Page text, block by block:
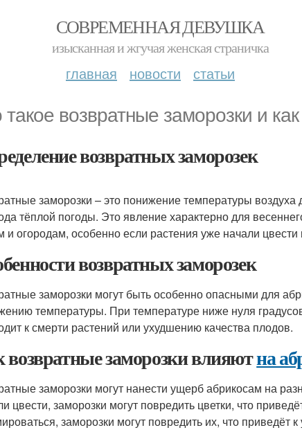
СОВРЕМЕННАЯ ДЕВУШКА
изысканная и жгучая женская страничка
главная новости статьи
такое возвратные заморозки и
возвратных заморозек
заморозки – это понижение температуры
тёплой погоды. Это явление характерно для
и огородам, особенно если растения уже начали
возвратных заморозек
заморозки могут быть особенно опасными для
температуры. При температуре ниже нуля
к смерти растений или ухудшению качества плодов.
возвратные заморозки влияютна
заморозки могут нанести ущерб абрикосам на
цвести, заморозки могут повредить цветки, что
заморозки могут повредить их, что приведёт